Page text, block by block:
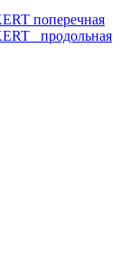
поперечная
_продольная